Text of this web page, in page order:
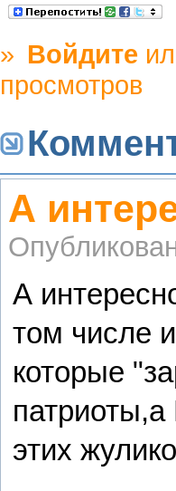
» Войдите
просмотров
А
А
том числе
которые
этих